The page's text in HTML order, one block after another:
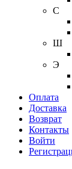
С
Ш
Э
Оплата
Доставка
Возврат
Контакты
Войти